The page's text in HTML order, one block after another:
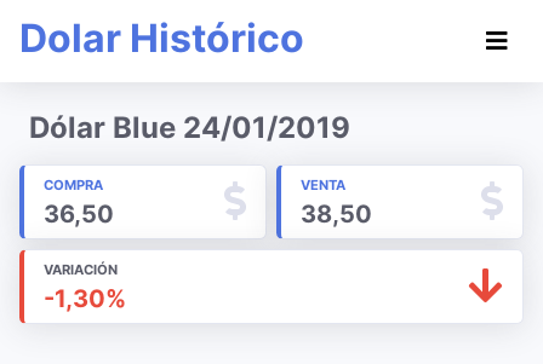
Dolar Histórico
Dólar Blue 24/01/2019
COMPRA
36,50
VENTA
38,50
VARIACIÓN
-1,30%